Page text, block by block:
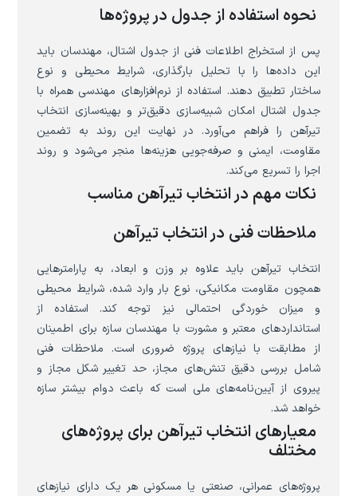
نحوه استفاده از جدول در پروژه‌ها
پس از استخراج اطلاعات فنی از جدول اشتال، مهندسان باید
این داده‌ها را با تحلیل بارگذاری، شرایط محیطی و نوع
ساختار تطبیق دهند. استفاده از نرم‌افزارهای مهندسی همراه با
جدول اشتال امکان شبیه‌سازی دقیق‌تر و بهینه‌سازی انتخاب
تیرآهن را فراهم می‌آورد. در نهایت این روند به تضمین
مقاومت، ایمنی و صرفه‌جویی هزینه‌ها منجر می‌شود و روند
اجرا را تسریع می‌کند.
نکات مهم در انتخاب تیرآهن مناسب
ملاحظات فنی در انتخاب تیرآهن
انتخاب تیرآهن باید علاوه بر وزن و ابعاد، به پارامترهایی
همچون مقاومت مکانیکی، نوع بار وارد شده، شرایط محیطی
و میزان خوردگی احتمالی نیز توجه کند. استفاده از
استانداردهای معتبر و مشورت با مهندسان سازه برای اطمینان
از مطابقت با نیازهای پروژه ضروری است. ملاحظات فنی
شامل بررسی دقیق تنش‌های مجاز، حد تغییر شکل مجاز و
پیروی از آیین‌نامه‌های ملی است که باعث دوام بیشتر سازه
خواهد شد.
معیارهای انتخاب تیرآهن برای پروژه‌های
مختلف
پروژه‌های عمرانی، صنعتی یا مسکونی هر یک دارای نیازهای